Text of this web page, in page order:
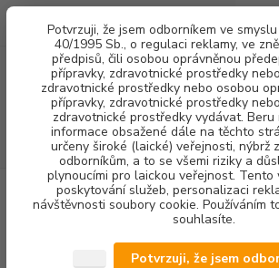
Potvrzuji, že jsem odborníkem ve
40/1995 Sb., o regulaci reklamy, ve
předpisů, čili osobou oprávněnou
přípravky, zdravotnické prostředky
zdravotnické prostředky nebo osobou
přípravky, zdravotnické prostředky
zdravotnické prostředky vydávat. Beru
informace obsažené dále na těchto
určeny široké (laické) veřejnosti, nýbrž
odborníkům, a to se všemi riziky a
plynoucími pro laickou veřejnost. Tento
poskytování služeb, personalizaci
návštěvnosti soubory cookie. Používáním
souhlasíte.
Potvrzuji, že jsem
CZK
(Po-Pá, 8-16 hod.)
CHIRURGIE IMPLANTOLOGIE
LOMENÉ
NESVĚTELNÉ W&H S-16
W&H S-16